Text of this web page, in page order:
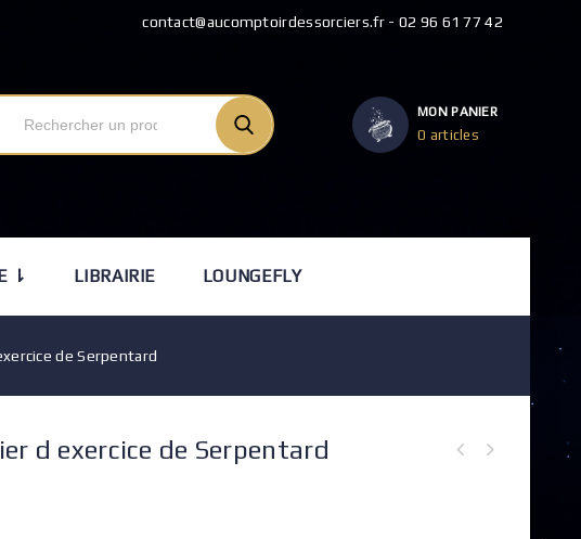
contact@aucomptoirdessorciers.fr - 02 96 61 77 42
MON PANIER
0 articles
⇂ LIBRAIRIE LOUNGEFLY
de Serpentard
d exercice de Serpentard